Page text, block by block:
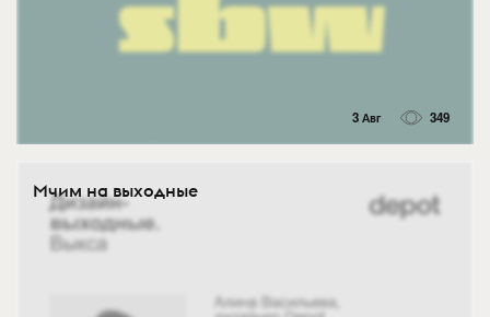
3 Авг 349
Мчим на выходные